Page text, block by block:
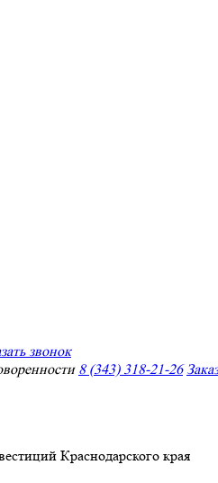
звонок
8 (343) 318-21-26
Краснодарского края